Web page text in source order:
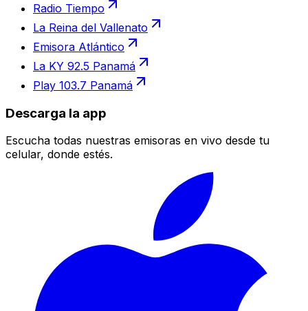
Radio Tiempo
La Reina del Vallenato
Emisora Atlántico
La KY 92.5 Panamá
Play 103.7 Panamá
Descarga la app
Escucha todas nuestras emisoras en vivo desde tu
celular, donde estés.